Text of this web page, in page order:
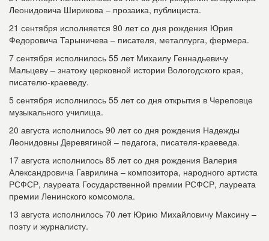
Леонидовича Ширикова – прозаика, публициста.
21 сентября исполняется 90 лет со дня рождения Юрия
Федоровича Тарыничева – писателя, металлурга, фермера.
7 сентября исполнилось 55 лет Михаилу Геннадьевичу
Мальцеву – знатоку церковной истории Вологодского края,
писателю-краеведу.
5 сентября исполнилось 55 лет со дня открытия в Череповце
музыкального училища.
20 августа исполнилось 90 лет со дня рождения Надежды
Леонидовны Деревягиной – педагога, писателя-краеведа.
17 августа исполнилось 85 лет со дня рождения Валерия
Александровича Гаврилина – композитора, народного артиста
РСФСР, лауреата Государственной премии РСФСР, лауреата
премии Ленинского комсомола.
13 августа исполнилось 70 лет Юрию Михайловичу Максину –
поэту и журналисту.